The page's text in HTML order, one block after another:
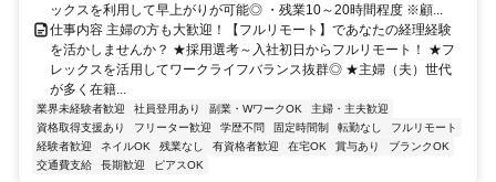
ックスを利用して早上がりが可能◎ ・残業10～20時間程度 ※顧...
仕事内容 主婦の方も大歓迎！【フルリモート】であなたの経理経験
を活かしませんか？ ★採用選考～入社初日からフルリモート！ ★フ
レックスを活用してワークライフバランス抜群◎ ★主婦（夫）世代
が多く在籍...
業界未経験者歓迎 社員登用あり 副業・WワークOK
主婦・主夫歓迎
資格取得支援あり
フリーター歓迎 学歴不問 固定時間制 転勤なし
フルリモート
経験者歓迎
ネイルOK 残業なし 有資格者歓迎 在宅OK 賞与あり
ブランクOK
交通費支給
長期歓迎 ピアスOK